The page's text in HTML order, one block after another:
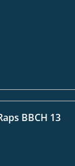
BBCH 13